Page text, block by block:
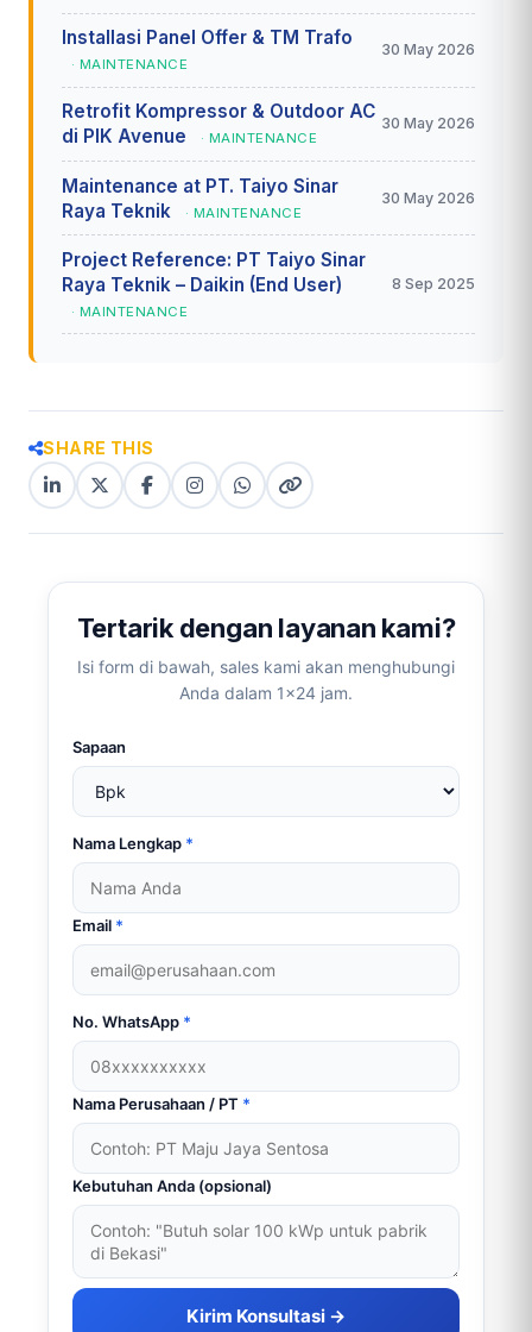
Installasi Panel Offer & TM Trafo
· MAINTENANCE
30 May 2026
Retrofit Kompressor & Outdoor AC
di PIK Avenue
· MAINTENANCE
30 May 2026
Maintenance at PT. Taiyo Sinar
Raya Teknik
· MAINTENANCE
30 May 2026
Project Reference: PT Taiyo Sinar
Raya Teknik – Daikin (End User)
· MAINTENANCE
8 Sep 2025
SHARE THIS
LinkedIn
X
(Twitter)
FacebookInstagram
(copy
WhatsApp
Copy
link
Tertarik dengan layanan kami?
Isi form di bawah, sales kami akan menghubungi
Anda dalam 1×24 jam.
Sapaan
Nama Lengkap *
Email *
No. WhatsApp *
Nama Perusahaan / PT *
Kebutuhan Anda (opsional)
Kirim Konsultasi →